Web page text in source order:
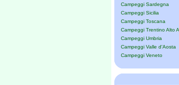
Campeggi Sardegna
Campeggi Sicilia
Campeggi Toscana
Campeggi Trentino Alto
Campeggi Umbria
Campeggi Valle d'Aosta
Campeggi Veneto